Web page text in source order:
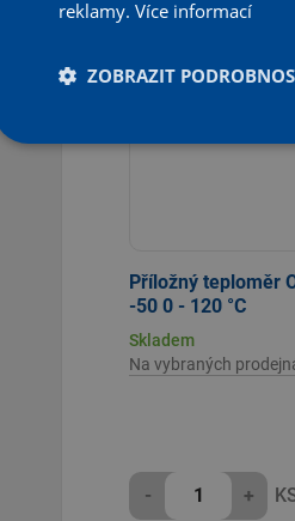
360°
Příložný teploměr
-50 0 - 120 °C
Skladem
Na vybraných
- +
reklamy. Více informací
ZOBRAZIT